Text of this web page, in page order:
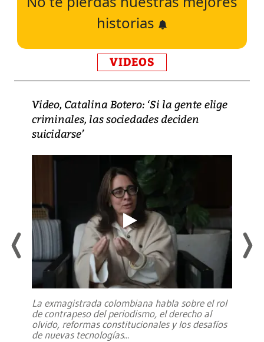
historias
VIDEOS
Video, Catalina Botero: ‘Si la gente elige
criminales, las sociedades deciden
suicidarse’
La exmagistrada colombiana habla sobre el rol
de contrapeso del periodismo, el derecho al
olvido, reformas constitucionales y los desafíos
de nuevas tecnologías...